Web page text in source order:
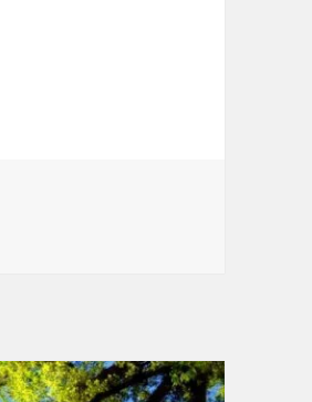
sødt babytøj, som